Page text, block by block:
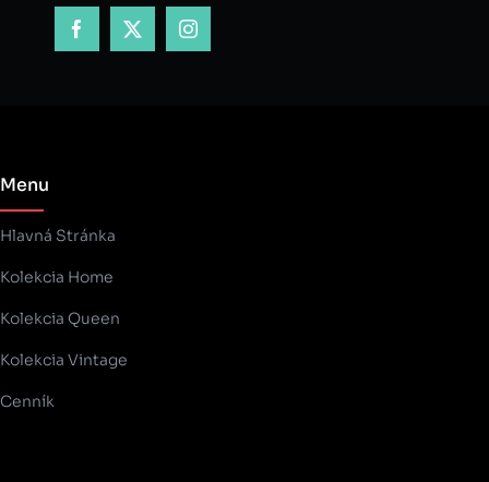
Menu
Hlavná Stránka
Kolekcia Home
Kolekcia Queen
Kolekcia Vintage
Cenník